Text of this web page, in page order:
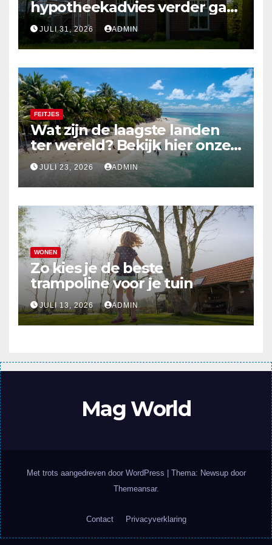
hypotheekadvies verder gaat
dan alleen cijfers
JULI 31, 2026 ADMIN
FEITJES
Wat zijn de laagste landen
ter wereld? Bekijk hier onze
top 10
JULI 23, 2026 ADMIN
WONEN
Zo kies je de beste
trampoline voor je tuin
JULI 13, 2026 ADMIN
Mag World
Met trots aangedreven door WordPress
Thema: Newsup door
Themeansar.
Contact Privacyverklaring